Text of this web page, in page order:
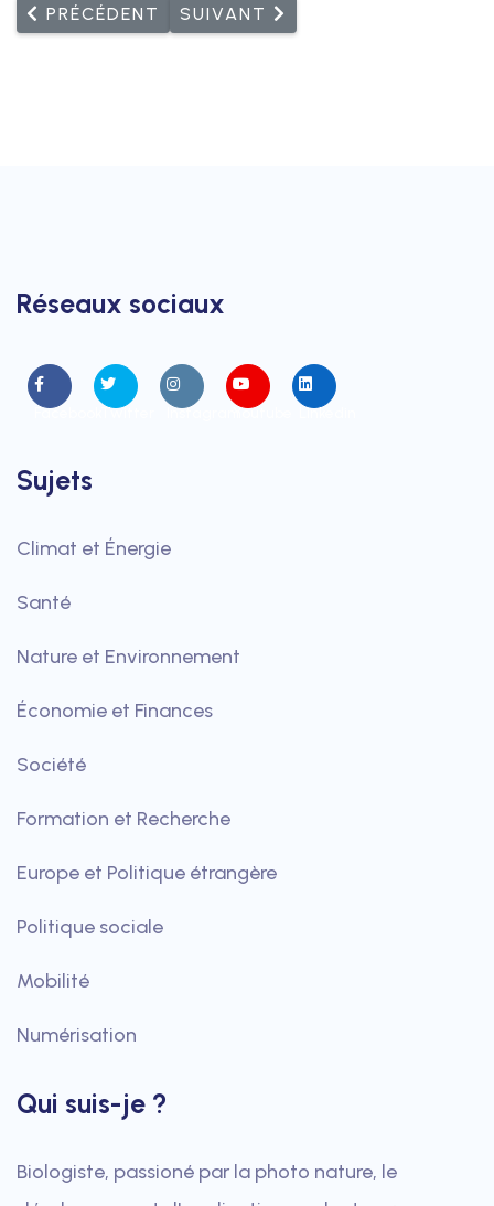
ARTICLE PRÉCÉDENT : POUR UNE
PRÉCÉDENT ARTICLE SUIVANT : RENDRE
SUIVANT
Réseaux sociaux
Facebook Twitter InstagramYoutube Linkedin
Sujets
Climat et Énergie
Santé
Nature et Environnement
Économie et Finances
Société
Formation et Recherche
Europe et Politique étrangère
Politique sociale
Mobilité
Numérisation
Qui suis-je ?
Biologiste, passioné par la photo nature, le